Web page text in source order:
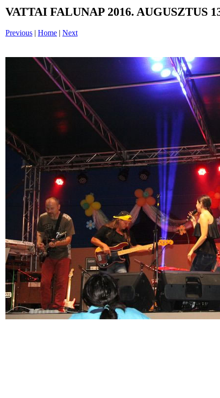
VATTAI FALUNAP 2016. AUGUSZTUS
Previous | Home | Next